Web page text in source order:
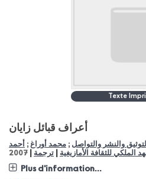
Texte
أعراف قبائل زايان
والنشر والتواصل ; محمد أوراغ ;
أحمد
الملكي للثقافة الأمازيغية ترجمة 2007
Plus d'information...